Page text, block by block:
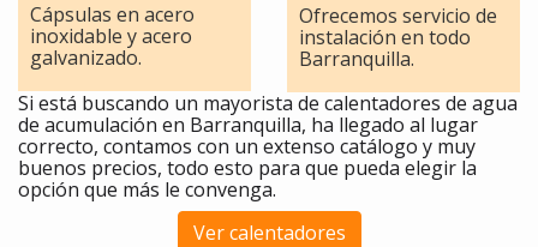
Cápsulas en acero
inoxidable y acero
galvanizado.
Ofrecemos servicio de
instalación en todo
Barranquilla.
Si está buscando un mayorista de calentadores de agua
de acumulación en Barranquilla, ha llegado al lugar
correcto, contamos con un extenso catálogo y muy
buenos precios, todo esto para que pueda elegir la
opción que más le convenga.
Ver calentadores